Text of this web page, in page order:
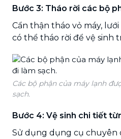
Bước 3: Tháo rời các bộ
Cẩn thận tháo vỏ máy,
có thể tháo rời để vệ sinh
Các bộ phận của máy lạnh
sạch.
Bước 4: Vệ sinh chi tiết
Sử dụng dụng cụ chuyên